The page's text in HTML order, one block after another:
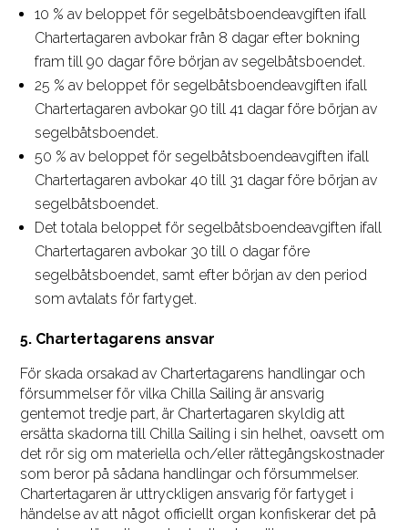
10 % av beloppet för segelbåtsboendeavgiften ifall
Chartertagaren avbokar från 8 dagar efter bokning
fram till 90 dagar före början av segelbåtsboendet.
25 % av beloppet för segelbåtsboendeavgiften ifall
Chartertagaren avbokar 90 till 41 dagar före början av
segelbåtsboendet.
50 % av beloppet för segelbåtsboendeavgiften ifall
Chartertagaren avbokar 40 till 31 dagar före början av
segelbåtsboendet.
Det totala beloppet för segelbåtsboendeavgiften ifall
Chartertagaren avbokar 30 till 0 dagar före
segelbåtsboendet, samt efter början av den period
som avtalats för fartyget.
5. Chartertagarens ansvar
För skada orsakad av Chartertagarens handlingar och
försummelser för vilka Chilla Sailing är ansvarig
gentemot tredje part, är Chartertagaren skyldig att
ersätta skadorna till Chilla Sailing i sin helhet, oavsett om
det rör sig om materiella och/eller rättegångskostnader
som beror på sådana handlingar och försummelser.
Chartertagaren är uttryckligen ansvarig för fartyget i
händelse av att något officiellt organ konfiskerar det på